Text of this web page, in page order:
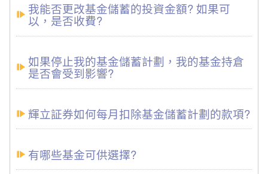
我能否更改基金儲蓄的投資金額? 如果可
以，是否收費?
如果停止我的基金儲蓄計劃，我的基金持倉
是否會受到影響?
輝立証券如何每月扣除基金儲蓄計劃的款項?
有哪些基金可供選擇?